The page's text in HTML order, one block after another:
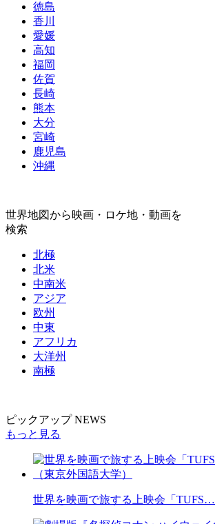
徳島
香川
愛媛
高知
福岡
佐賀
長崎
熊本
大分
宮崎
鹿児島
沖縄
世界地図から映画・ロケ地・動画を
検索
北極
北米
中南米
アジア
欧州
中東
アフリカ
大洋州
南極
ピックアップ NEWS
もっと見る
世界を映画で旅する上映会「TUFS…